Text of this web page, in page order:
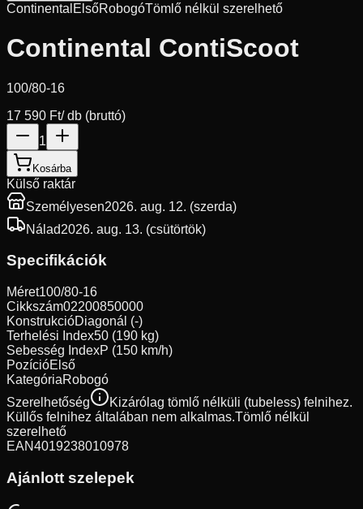
Continental ElsőRobogóTömlő nélkül szerelhető
Continental ContiScoot
100/80-16
17 590 Ft/ db (bruttó)
1
Kosárba
Külső raktár
Személyesen2026. aug. 12. (szerda)
Nálad2026. aug. 13. (csütörtök)
Specifikációk
Méret100/80-16
Cikkszám02200850000
KonstrukcióDiagonál (-)
Terhelési Index50 (190 kg)
Sebesség IndexP (150 km/h)
PozícióElső
KategóriaRobogó
Szerelhetőség
Kizárólag tömlő nélküli (tubeless) felnihez.
Küllős felnihez általában nem alkalmas.Tömlő nélkül
szerelhető
EAN4019238010978
Ajánlott szelepek